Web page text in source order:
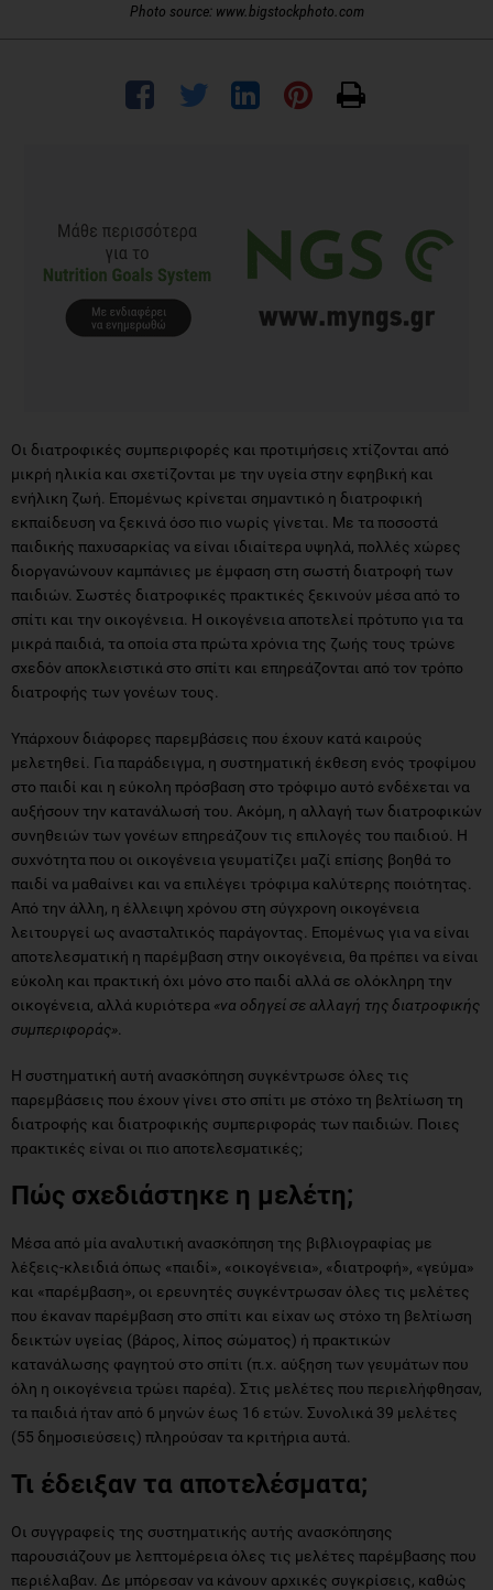
Photo source: www.bigstockphoto.com
Οι διατροφικές συμπεριφορές και προτιμήσεις χτίζονται από
μικρή ηλικία και σχετίζονται με την υγεία στην εφηβική και
ενήλικη ζωή. Επομένως κρίνεται σημαντικό η διατροφική
εκπαίδευση να ξεκινά όσο πιο νωρίς γίνεται. Με τα ποσοστά
παιδικής παχυσαρκίας να είναι ιδιαίτερα υψηλά, πολλές χώρες
διοργανώνουν καμπάνιες με έμφαση στη σωστή διατροφή των
παιδιών. Σωστές διατροφικές πρακτικές ξεκινούν μέσα από το
σπίτι και την οικογένεια. Η οικογένεια αποτελεί πρότυπο για τα
μικρά παιδιά, τα οποία στα πρώτα χρόνια της ζωής τους τρώνε
σχεδόν αποκλειστικά στο σπίτι και επηρεάζονται από τον τρόπο
διατροφής των γονέων τους.
Υπάρχουν διάφορες παρεμβάσεις που έχουν κατά καιρούς
μελετηθεί. Για παράδειγμα, η συστηματική έκθεση ενός τροφίμου
στο παιδί και η εύκολη πρόσβαση στο τρόφιμο αυτό ενδέχεται να
αυξήσουν την κατανάλωσή του. Ακόμη, η αλλαγή των διατροφικών
συνηθειών των γονέων επηρεάζουν τις επιλογές του παιδιού. Η
συχνότητα που οι οικογένεια γευματίζει μαζί επίσης βοηθά το
παιδί να μαθαίνει και να επιλέγει τρόφιμα καλύτερης ποιότητας.
Από την άλλη, η έλλειψη χρόνου στη σύγχρονη οικογένεια
λειτουργεί ως ανασταλτικός παράγοντας. Επομένως για να είναι
αποτελεσματική η παρέμβαση στην οικογένεια, θα πρέπει να είναι
εύκολη και πρακτική όχι μόνο στο παιδί αλλά σε ολόκληρη την
οικογένεια, αλλά κυριότερα «να οδηγεί σε αλλαγή της διατροφικής
συμπεριφοράς»
Η συστηματική αυτή ανασκόπηση συγκέντρωσε όλες τις
παρεμβάσεις που έχουν γίνει στο σπίτι με στόχο τη βελτίωση τη
διατροφής και διατροφικής συμπεριφοράς των παιδιών. Ποιες
πρακτικές είναι οι πιο αποτελεσματικές;
Πώς σχεδιάστηκε η μελέτη;
Μέσα από μία αναλυτική ανασκόπηση της βιβλιογραφίας με
λέξεις-κλειδιά όπως «παιδί», «οικογένεια», «διατροφή», «γεύμα»
και «παρέμβαση», οι ερευνητές συγκέντρωσαν όλες τις μελέτες
που έκαναν παρέμβαση στο σπίτι και είχαν ως στόχο τη βελτίωση
δεικτών υγείας (βάρος, λίπος σώματος) ή πρακτικών
κατανάλωσης φαγητού στο σπίτι (π.χ. αύξηση των γευμάτων που
όλη η οικογένεια τρώει παρέα). Στις μελέτες που περιελήφθησαν,
τα παιδιά ήταν από 6 μηνών έως 16 ετών. Συνολικά 39 μελέτες
(55 δημοσιεύσεις) πληρούσαν τα κριτήρια αυτά.
Τι έδειξαν τα αποτελέσματα;
Οι συγγραφείς της συστηματικής αυτής ανασκόπησης
παρουσιάζουν με λεπτομέρεια όλες τις μελέτες παρέμβασης που
περιέλαβαν. Δε μπόρεσαν να κάνουν αρχικές συγκρίσεις, καθώς